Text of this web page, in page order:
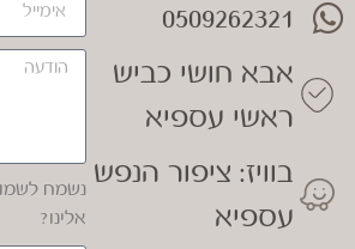
0509262321
אבא חושי כביש
ראשי עספיא
בוויז: ציפור הנפש
עספיא
נשמח
אלינו?